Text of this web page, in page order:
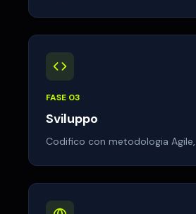
FASE 03
Sviluppo
Codifico con metodologia